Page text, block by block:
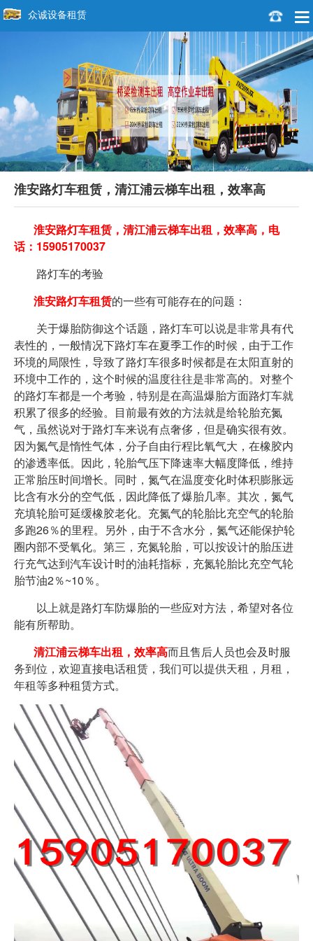
众诚设备租赁
淮安路灯车租赁，清江浦云梯车出租，效率高
淮安路灯车租赁，清江浦云梯车出租，效率高， 电
话：15905170037
路灯车的考验
淮安路灯车租赁的一些有可能存在的问题：
关于爆胎防御这个话题，路灯车可以说是非常具有代
表性的，一般情况下路灯车在夏季工作的时候，由于工作
环境的局限性，导致了路灯车很多时候都是在太阳直射的
环境中工作的，这个时候的温度往往是非常高的。对整个
的路灯车都是一个考验，特别是在高温爆胎方面路灯车就
积累了很多的经验。目前最有效的方法就是给轮胎充氮
气，虽然说对于路灯车来说有点奢侈，但是确实很有效。
因为氮气是惰性气体，分子自由行程比氧气大，在橡胶内
的渗透率低。因此，轮胎气压下降速率大幅度降低，维持
正常胎压时间增长。同时，氮气在温度变化时体积膨胀远
比含有水分的空气低，因此降低了爆胎几率。其次，氮气
充填轮胎可延缓橡胶老化。充氮气的轮胎比充空气的轮胎
多跑26％的里程。另外，由于不含水分，氮气还能保护轮
圈内部不受氧化。第三，充氮轮胎，可以按设计的胎压进
行充气达到汽车设计时的油耗指标，充氮轮胎比充空气轮
胎节油2％~10％。
以上就是路灯车防爆胎的一些应对方法，希望对各位
能有所帮助。
清江浦云梯车出租，效率高而且售后人员也会及时服
务到位，欢迎直接电话租赁，我们可以提供天租，月租，
年租等多种租赁方式。